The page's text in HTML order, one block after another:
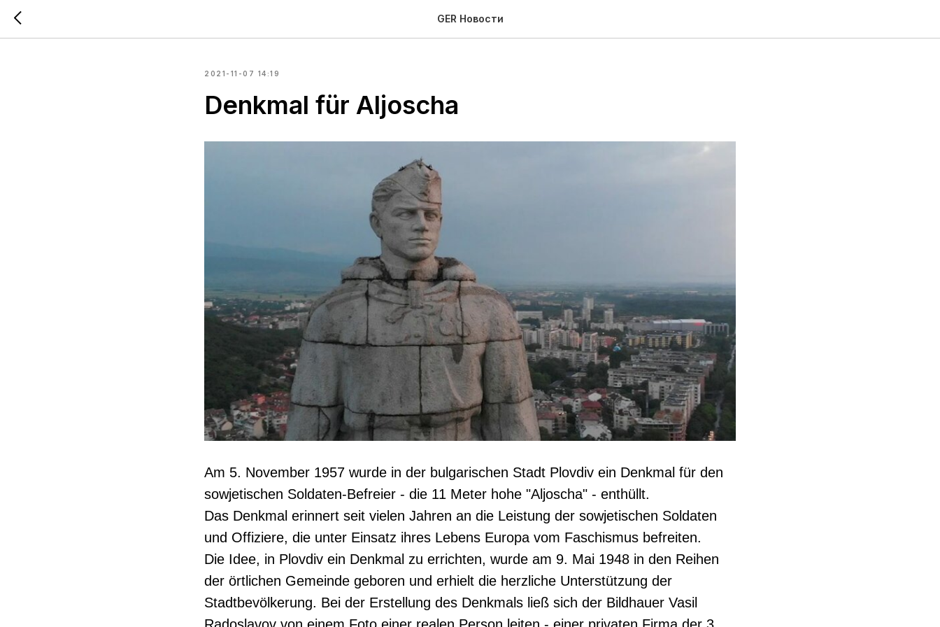
GER Новости
2021-11-07 14:19
Denkmal für Aljoscha
Am 5. November 1957 wurde in der bulgarischen Stadt Plovdiv ein Denkmal für den
sowjetischen Soldaten-Befreier - die 11 Meter hohe "Aljoscha" - enthüllt.
Das Denkmal erinnert seit vielen Jahren an die Leistung der sowjetischen Soldaten
und Offiziere, die unter Einsatz ihres Lebens Europa vom Faschismus befreiten.
Die Idee, in Plovdiv ein Denkmal zu errichten, wurde am 9. Mai 1948 in den Reihen
der örtlichen Gemeinde geboren und erhielt die herzliche Unterstützung der
Stadtbevölkerung. Bei der Erstellung des Denkmals ließ sich der Bildhauer Vasil
Radoslavov von einem Foto einer realen Person leiten - einer privaten Firma der 3.